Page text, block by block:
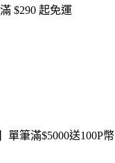
$290 起免運
單筆滿$5000送100P幣